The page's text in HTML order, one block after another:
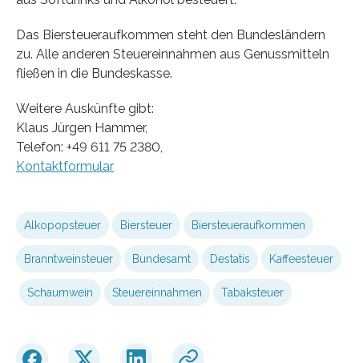
Das Biersteueraufkommen steht den Bundesländern
zu. Alle anderen Steuereinnahmen aus Genussmitteln
fließen in die Bundeskasse.
Weitere Auskünfte gibt:
Klaus Jürgen Hammer,
Telefon: +49 611 75 2380,
Kontaktformular
Alkopopsteuer Biersteuer Biersteueraufkommen
Branntweinsteuer Bundesamt Destatis Kaffeesteuer
Schaumwein Steuereinnahmen Tabaksteuer